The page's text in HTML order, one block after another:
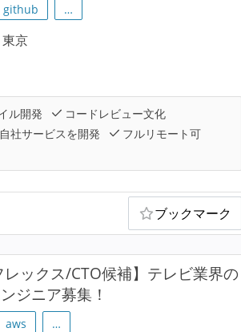
github …
東京
ル開発
コードレビュー文化
自社サービスを開発
フルリモート可
ブックマーク
ックス/CTO候補】テレビ業界の
ジニア募集！
aws …